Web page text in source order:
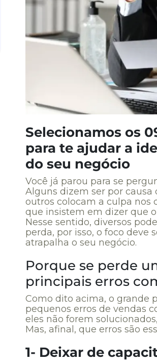
Selecionamos os
para te ajudar a
do seu negócio
Você já parou para se
Alguns dizem ser por
outros colocam a culpa nos
que insistem em dizer que
Nesse sentido, diversos
perda, por isso, o foco deve
atrapalha o seu negócio.
Porque se perde
principais erros
Como dito acima, o grande
pequenos erros de vendas
eles não forem
Mas, afinal, que erros são
1- Deixar de